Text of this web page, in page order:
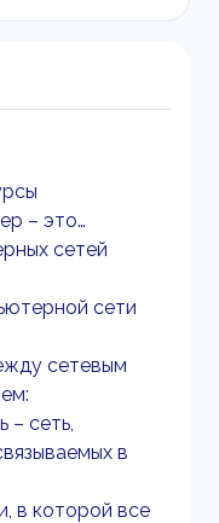
– это…
сетей
сети
сетевым
– сеть,
в
в которой все